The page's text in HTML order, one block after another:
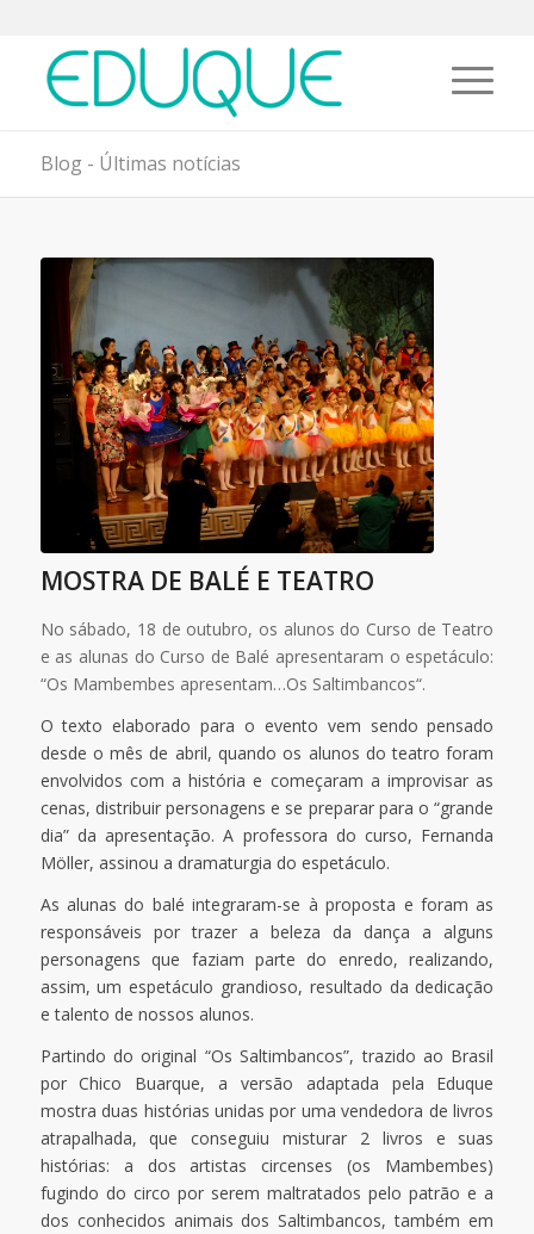
Blog - Últimas notícias
MOSTRA DE BALÉ E TEATRO
No sábado, 18 de outubro, os alunos do Curso de Teatro
e as alunas do Curso de Balé apresentaram o espetáculo:
“Os Mambembes apresentam…Os Saltimbancos“.
O texto elaborado para o evento vem sendo pensado
desde o mês de abril, quando os alunos do teatro foram
envolvidos com a história e começaram a improvisar as
cenas, distribuir personagens e se preparar para o “grande
dia” da apresentação. A professora do curso, Fernanda
Möller, assinou a dramaturgia do espetáculo.
As alunas do balé integraram-se à proposta e foram as
responsáveis por trazer a beleza da dança a alguns
personagens que faziam parte do enredo, realizando,
assim, um espetáculo grandioso, resultado da dedicação
e talento de nossos alunos.
Partindo do original “Os Saltimbancos”, trazido ao Brasil
por Chico Buarque, a versão adaptada pela Eduque
mostra duas histórias unidas por uma vendedora de livros
atrapalhada, que conseguiu misturar 2 livros e suas
histórias: a dos artistas circenses (os Mambembes)
fugindo do circo por serem maltratados pelo patrão e a
dos conhecidos animais dos Saltimbancos, também em